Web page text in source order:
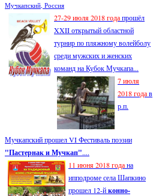
Мучкапский, Россия
27-29 июля 2018 годапрошёл
XXII открытый областной
турнир по пляжному волейболу
среди мужских и женских
команд на Кубок Мучкапа...
7 июля
2018 годав
р.п.
Мучкапский прошел VI Фестиваль поэзии
"Пастернак и Мучкап"....
11 июня 2018 годана
ипподроме села Шапкино
прошел 12-йконно-